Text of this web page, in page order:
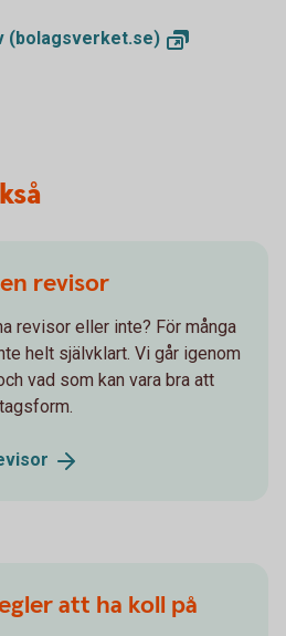
(bolagsverket.se)
revisor
revisor eller inte? För många
helt självklart. Vi går igenom
vad som kan vara bra att
att ha koll på